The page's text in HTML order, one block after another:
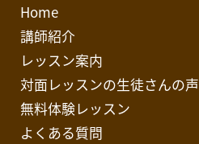
Home
講師紹介
レッスン案内
対面レッスンの生徒さんの声
無料体験レッスン
よくある質問